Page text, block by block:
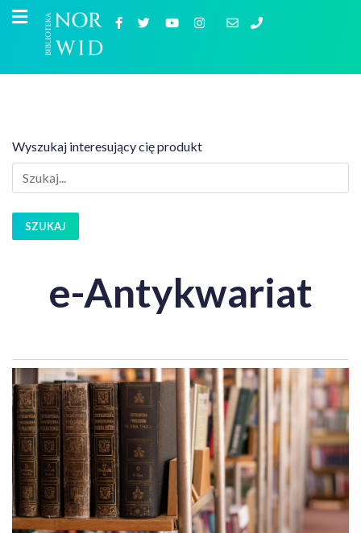
Wyszukaj interesujący cię produkt
SZUKAJ
e-Antykwariat